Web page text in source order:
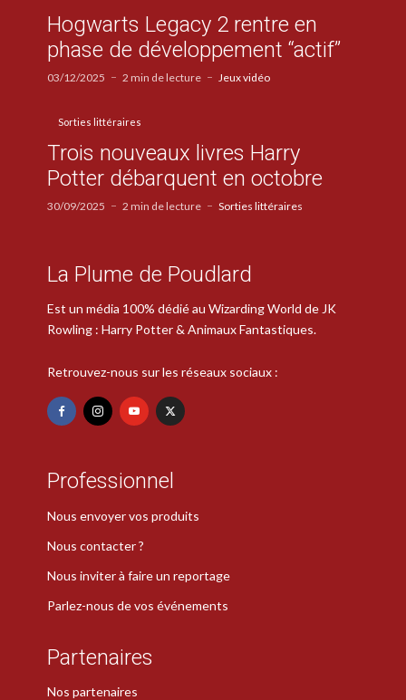
Hogwarts Legacy 2 rentre en
phase de développement “actif”
03/12/2025 2 min de lecture Jeux vidéo
Sorties littéraires
Trois nouveaux livres Harry
Potter débarquent en octobre
30/09/2025 2 min de lecture Sorties littéraires
La Plume de Poudlard
Est un média 100% dédié au Wizarding World de JK
Rowling : Harry Potter & Animaux Fantastiques.
Retrouvez-nous sur les réseaux sociaux :
Professionnel
Nous envoyer vos produits
Nous contacter ?
Nous inviter à faire un reportage
Parlez-nous de vos événements
Partenaires
Nos partenaires